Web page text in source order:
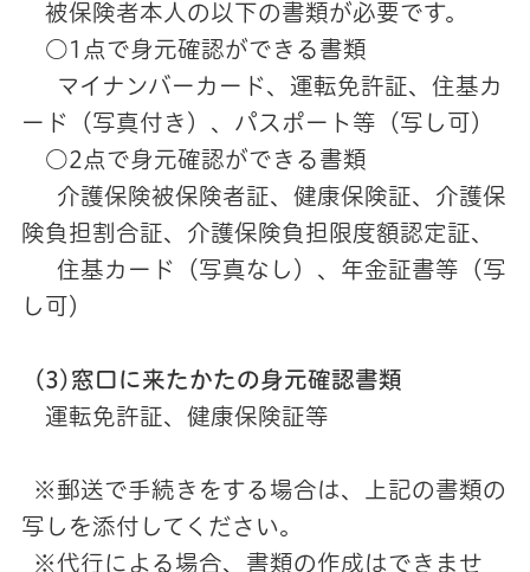
被保険者本人の以下の書類が必要です。
○1点で身元確認ができる書類
マイナンバーカード、運転免許証、住基カ
ード（写真付き）、パスポート等（写し可）
○2点で身元確認ができる書類
介護保険被保険者証、健康保険証、介護保
険負担割合証、介護保険負担限度額認定証、
住基カード（写真なし）、年金証書等（写
し可）
(3)窓口に来たかたの身元確認書類
運転免許証、健康保険証等
※郵送で手続きをする場合は、上記の書類の
写しを添付してください。
※代行による場合、書類の作成はできませ